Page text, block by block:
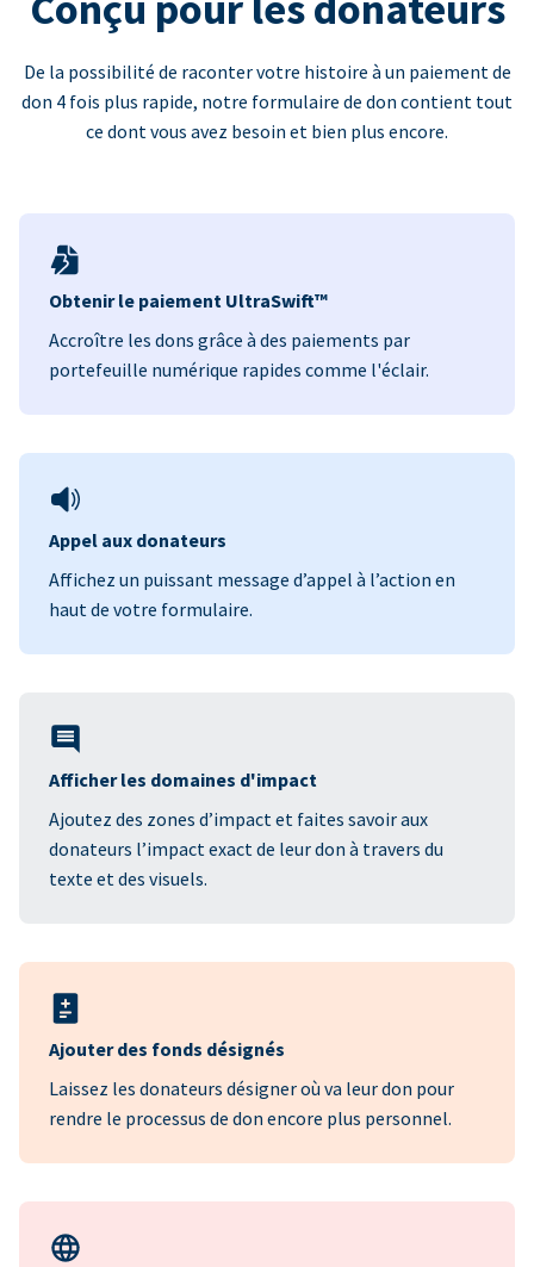
De la possibilité de raconter votre histoire à un paiement de
don 4 fois plus rapide, notre formulaire de don contient tout
ce dont vous avez besoin et bien plus encore.
Obtenir le paiement UltraSwift™
Accroître les dons grâce à des paiements par
portefeuille numérique rapides comme l'éclair.
Appel aux donateurs
Affichez un puissant message d’appel à l’action en
haut de votre formulaire.
Afficher les domaines d'impact
Ajoutez des zones d’impact et faites savoir aux
donateurs l’impact exact de leur don à travers du
texte et des visuels.
Ajouter des fonds désignés
Laissez les donateurs désigner où va leur don pour
rendre le processus de don encore plus personnel.